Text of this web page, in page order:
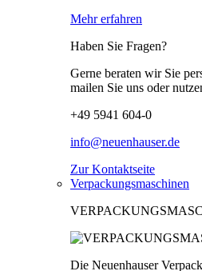
Mehr erfahren
Haben Sie Fragen?
Gerne beraten wir Sie
mailen Sie uns oder
+49 5941 604-0
info@neuenhauser.de
Zur Kontaktseite
Verpackungsmaschinen
Die Neuenhauser